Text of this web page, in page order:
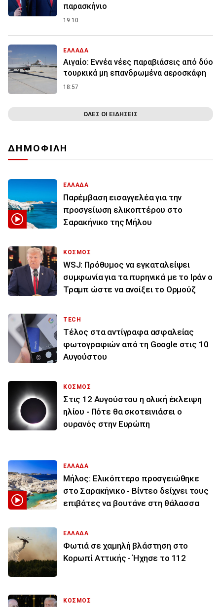
παρασκήνιο
19:10
ΕΛΛΑΔΑ
Αιγαίο: Εννέα νέες παραβιάσεις από δύο
τουρκικά μη επανδρωμένα αεροσκάφη
18:57
ΟΛΕΣ ΟΙ ΕΙΔΗΣΕΙΣ
ΔΗΜΟΦΙΛΗ
ΕΛΛΑΔΑ
Παρέμβαση εισαγγελέα για την
προσγείωση ελικοπτέρου στο
Σαρακήνικο της Μήλου
ΚΟΣΜΟΣ
WSJ: Πρόθυμος να εγκαταλείψει
συμφωνία για τα πυρηνικά με το Ιράν ο
Τραμπ ώστε να ανοίξει το Ορμούζ
TECH
Τέλος στα αντίγραφα ασφαλείας
φωτογραφιών από τη Google στις 10
Αυγούστου
ΚΟΣΜΟΣ
Στις 12 Αυγούστου η ολική έκλειψη
ηλίου - Πότε θα σκοτεινιάσει ο
ουρανός στην Ευρώπη
ΕΛΛΑΔΑ
Μήλος: Ελικόπτερο προσγειώθηκε
στο Σαρακήνικο - Βίντεο δείχνει τους
επιβάτες να βουτάνε στη θάλασσα
ΕΛΛΑΔΑ
Φωτιά σε χαμηλή βλάστηση στο
Κορωπί Αττικής - Ήχησε το 112
ΚΟΣΜΟΣ